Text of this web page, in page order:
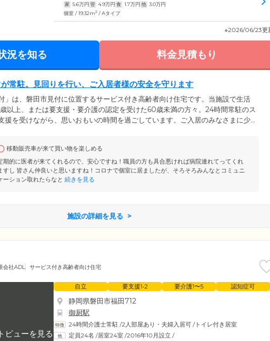
家 5.6万円 管 4.9万円 食 1.7万円 他 3.0万円
個室 / 19.32m2 / Aタイプ
※2026/06/23更
況を知る 料金見積もり
常駐。見回りを行い、ご入居者様の安全を守ります
」は、磐田市見付に位置するサービス付き高齢者向け住宅です。当施設で生活
以上、または要支援・要介護の認定を受けた60歳未満の方々。24時間常駐のス
援を受けながら、思いおもいの時間を過ごしています。ご入居のみなさまに少
け対応いたしますので、お一人で過ごす時間もご安心ください。
移動販売車が来て買い物を楽しめる
期的に医者が来てくれるので、安心ですね！職員の方も具合悪ければ病院連れてってくれ
すし 皆さん仲良いと思いますね！コロナで個室に居ましたが、そろそろみんなとコミュニ
ーション取れたらなと 続きを見る
施設の詳細を見る
会社ADL サービス付き高齢者向け住宅
自立 要支援1•2 要介護1〜5 認知症可
静岡県磐田市福田712
御厨駅
24時間介護士常駐 /2人部屋あり・夫婦入居可 /トイレ付き居室
定員24名 /居室24室 /2016年10月設立 /